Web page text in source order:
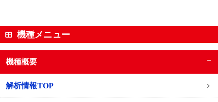
機種メニュー
機種概要 −
解析情報TOP